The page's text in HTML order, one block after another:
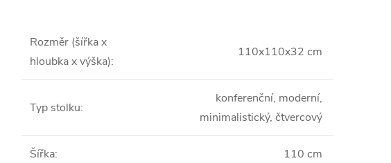
Rozměr (šířka x
hloubka x výška):
110x110x32 cm
Typ stolku:
konferenční, moderní,
minimalistický, čtvercový
Šířka: 110 cm